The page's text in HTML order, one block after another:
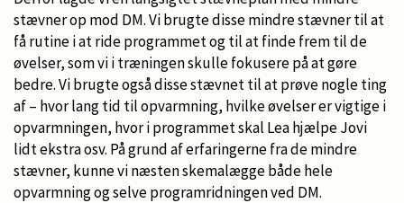
stævner op mod DM. Vi brugte disse mindre stævner til at
få rutine i at ride programmet og til at finde frem til de
øvelser, som vi i træningen skulle fokusere på at gøre
bedre. Vi brugte også disse stævnet til at prøve nogle ting
af – hvor lang tid til opvarmning, hvilke øvelser er vigtige i
opvarmningen, hvor i programmet skal Lea hjælpe Jovi
lidt ekstra osv. På grund af erfaringerne fra de mindre
stævner, kunne vi næsten skemalægge både hele
opvarmning og selve programridningen ved DM.